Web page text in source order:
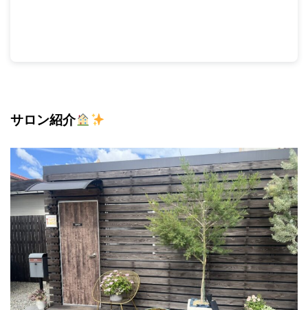
サロン紹介